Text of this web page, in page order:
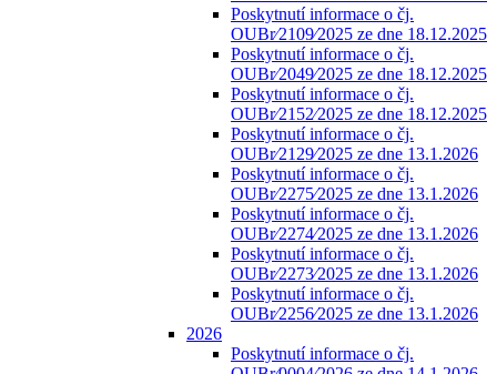
Poskytnutí informace o čj.
OUBr⁄2109⁄2025 ze dne 18.12.2025
Poskytnutí informace o čj.
OUBr⁄2049⁄2025 ze dne 18.12.2025
Poskytnutí informace o čj.
OUBr⁄2152⁄2025 ze dne 18.12.2025
Poskytnutí informace o čj.
OUBr⁄2129⁄2025 ze dne 13.1.2026
Poskytnutí informace o čj.
OUBr⁄2275⁄2025 ze dne 13.1.2026
Poskytnutí informace o čj.
OUBr⁄2274⁄2025 ze dne 13.1.2026
Poskytnutí informace o čj.
OUBr⁄2273⁄2025 ze dne 13.1.2026
Poskytnutí informace o čj.
OUBr⁄2256⁄2025 ze dne 13.1.2026
2026
Poskytnutí informace o čj.